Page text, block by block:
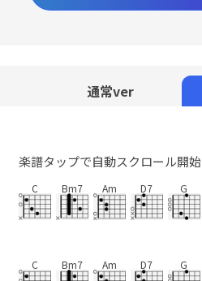
通常ver
楽譜タップで自動スクロール開始
C Bm7 Am D7 G
C Bm7 Am D7 G